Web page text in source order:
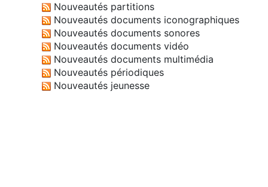
Nouveautés partitions
Nouveautés documents iconographiques
Nouveautés documents sonores
Nouveautés documents vidéo
Nouveautés documents multimédia
Nouveautés périodiques
Nouveautés jeunesse